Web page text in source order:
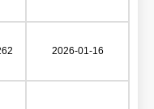
2026-01-16